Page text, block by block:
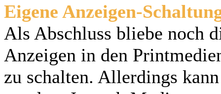
Eigene Anzeigen-
Als Abschluss bliebe noch
Anzeigen in den
zu schalten. Allerdings